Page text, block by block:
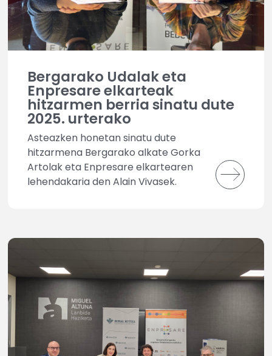
Bergarako Udalak eta
Enpresare elkarteak
hitzarmen berria sinatu dute
2025. urterako
Asteazken honetan sinatu dute
hitzarmena Bergarako alkate Gorka
Artolak eta Enpresare elkartearen
lehendakaria den Alain Vivasek.